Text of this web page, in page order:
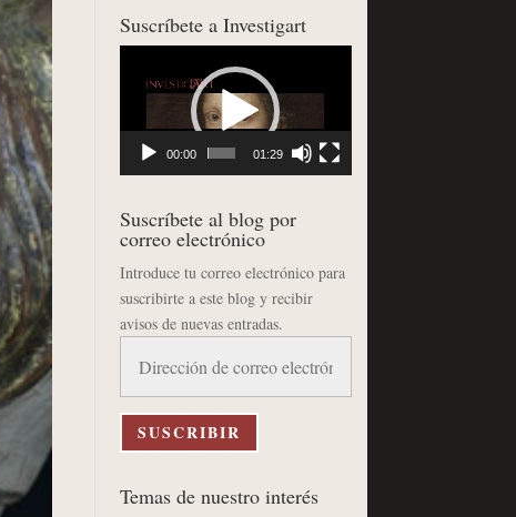
Suscríbete a Investigart
00:00 01:29
Suscríbete al blog por
correo electrónico
Introduce tu correo electrónico para
suscribirte a este blog y recibir
avisos de nuevas entradas.
correo
electrónico
SUSCRIBIR
Temas de nuestro interés